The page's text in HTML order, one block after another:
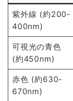
紫外線 (約200-
400nm)
可視光の青色
(約450nm)
赤色 (約630-
670nm)